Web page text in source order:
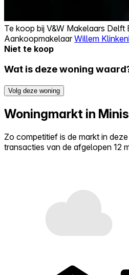
Te koop bij V&W Makelaars Delft
AankoopmakelaarWillem
Niet te koop
Wat is deze woning
Volg deze woning
Woningmarkt in
Zo competitief is de markt in
transacties van de afgelopen 12